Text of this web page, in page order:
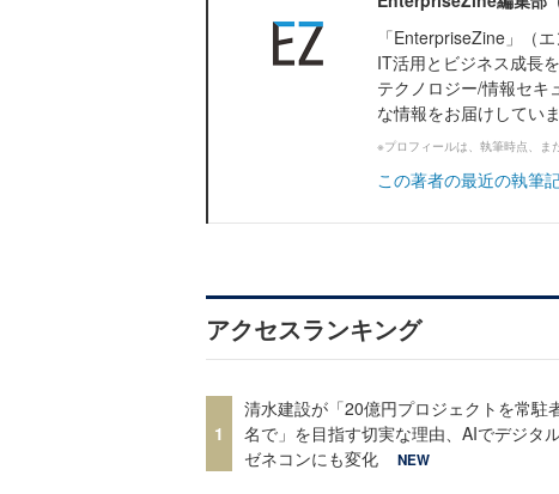
「EnterpriseZine」（
IT活用とビジネス成長
テクノロジー/情報セキ
な情報をお届けしていま
※プロフィールは、執筆時点、ま
この著者の最近の執筆
アクセスランキング
1
清水建設が「20億円プロジェクトを常駐
名で」を目指す切実な理由、AIでデジタ
ゼネコンにも変化
NEW